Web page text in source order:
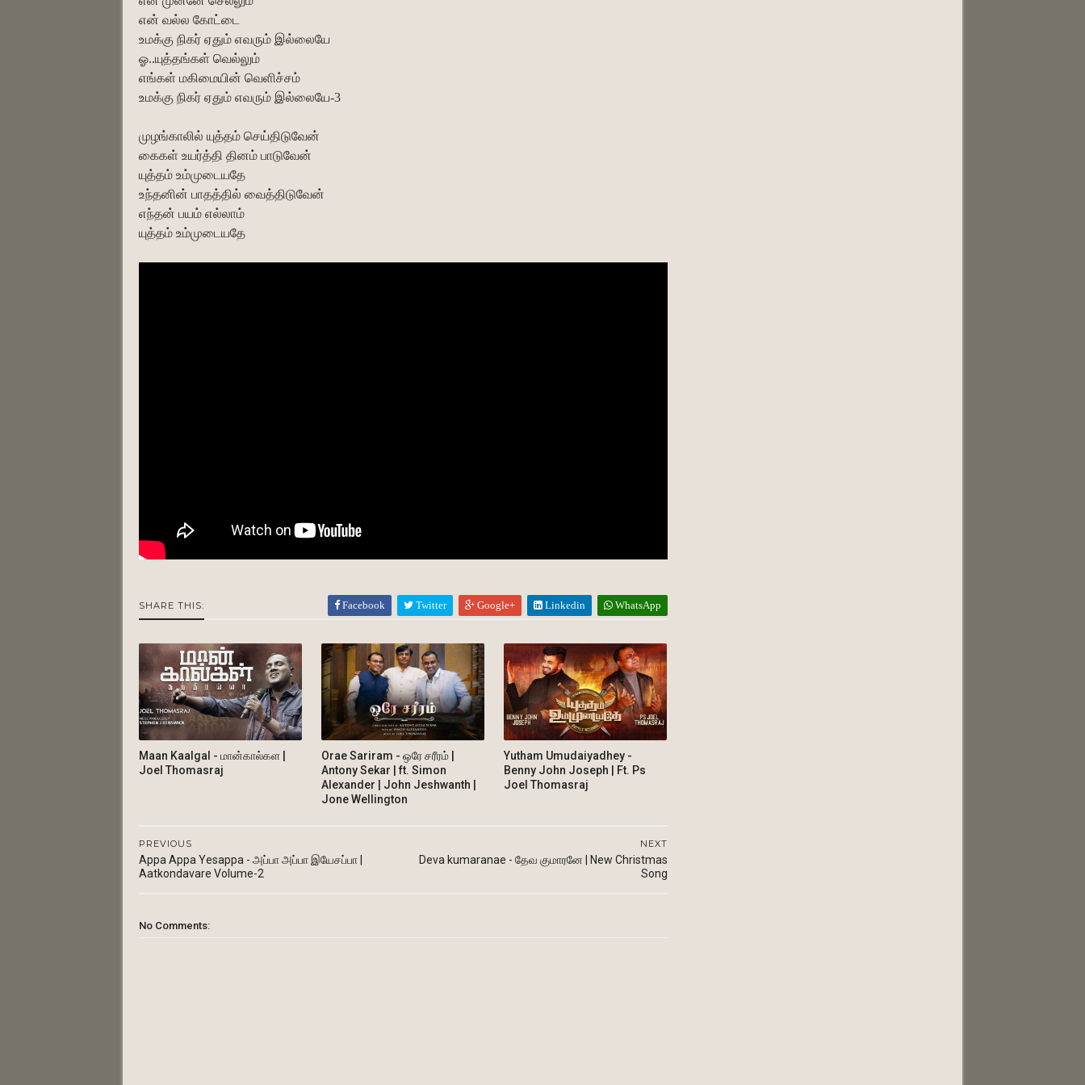
என் வல்ல கோட்டை
உமக்கு நிகர் ஏதும் எவரும் இல்லையே
ஓ..யுத்தங்கள் வெல்லும்
எங்கள் மகிமையின் வெளிச்சம்
உமக்கு நிகர் ஏதும் எவரும் இல்லையே-3
முழங்காலில் யுத்தம் செய்திடுவேன்
கைகள் உயர்த்தி தினம் பாடுவேன்
யுத்தம் உம்முடையதே
உந்தனின் பாதத்தில் வைத்திடுவேன்
எந்தன் பயம் எல்லாம்
யுத்தம் உம்முடையதே
SHARE THIS: Facebook Twitter Google+ Linkedin WhatsApp
Maan Kaalgal - மான்கால்கள |
Joel Thomasraj
Orae Sariram - ஒரே சரீரம் |
Antony Sekar | ft. Simon
Alexander | John Jeshwanth |
Jone Wellington
Yutham Umudaiyadhey -
Benny John Joseph | Ft. Ps
Joel Thomasraj
NEXT
Deva kumaranae - தேவ குமாரனே | New Christmas
Song
PREVIOUS
Appa Appa Yesappa - அப்பா அப்பா இயேசப்பா |
Aatkondavare Volume-2
No Comments: